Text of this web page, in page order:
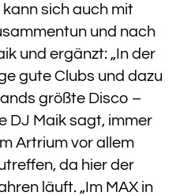
sich auch mit
und nach
und ergänzt: „In der
gute Clubs und dazu
größte Disco –
DJ Maik sagt, immer
Artrium vor allem
da hier der
läuft. „Im MAX in